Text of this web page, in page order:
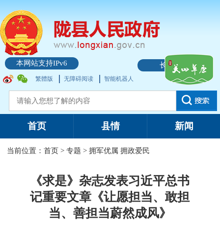
本网站支持IPv6 长者模式
繁體版 无障碍阅读 智能机器人
首页 县情 新闻
当前位置：首页 >专题 >拥军优属 拥政爱民
《求是》杂志发表习近平总书
记重要文章《让愿担当、敢担
当、善担当蔚然成风》